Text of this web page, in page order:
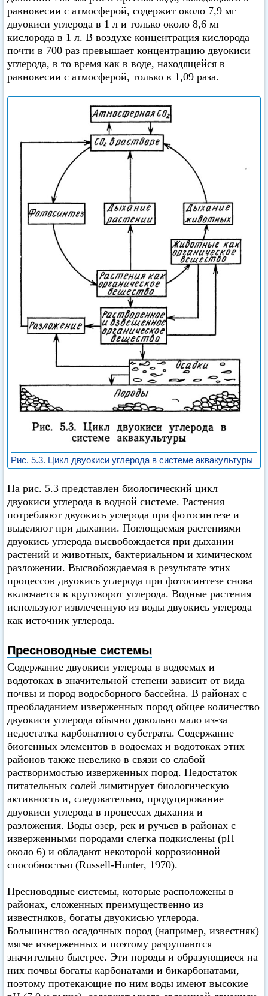
равновесии с атмосферой, содержит около 7,9 мг
двуокиси углерода в 1 л и только около 8,6 мг
кислорода в 1 л. В воздухе концентрация кислорода
почти в 700 раз превышает концентрацию двуокиси
углерода, в то время как в воде, находящейся в
равновесии с атмосферой, только в 1,09 раза.
Рис. 5.3. Цикл двуокиси углерода в системе аквакультуры
На рис. 5.3 представлен биологический цикл
двуокиси углерода в водной системе. Растения
потребляют двуокись углерода при фотосинтезе и
выделяют при дыхании. Поглощаемая растениями
двуокись углерода высвобождается при дыхании
растений и животных, бактериальном и химическом
разложении. Высвобождаемая в результате этих
процессов двуокись углерода при фотосинтезе снова
включается в круговорот углерода. Водные растения
используют извлеченную из воды двуокись углерода
как источник углерода.
Пресноводные системы
Содержание двуокиси углерода в водоемах и
водотоках в значительной степени зависит от вида
почвы и пород водосборного бассейна. В районах с
преобладанием изверженных пород общее количество
двуокиси углерода обычно довольно мало из-за
недостатка карбонатного субстрата. Содержание
биогенных элементов в водоемах и водотоках этих
районов также невелико в связи со слабой
растворимостью изверженных пород. Недостаток
питательных солей лимитирует биологическую
активность и, следовательно, продуцирование
двуокиси углерода в процессах дыхания и
разложения. Воды озер, рек и ручьев в районах с
изверженными породами слегка подкислены (pH
около 6) и обладают некоторой коррозионной
способностью (Russell-Hunter, 1970).
Пресноводные системы, которые расположены в
районах, сложенных преимущественно из
известняков, богаты двуокисью углерода.
Большинство осадочных пород (например, известняк)
мягче изверженных и поэтому разрушаются
значительно быстрее. Эти породы и образующиеся на
них почвы богаты карбонатами и бикарбонатами,
поэтому протекающие по ним воды имеют высокие